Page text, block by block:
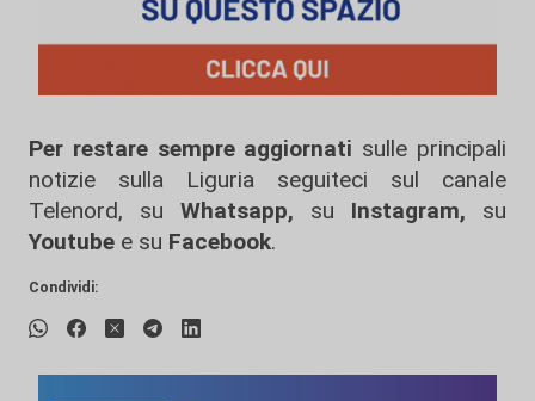
Per restare sempre aggiornati sulle principali
notizie sulla Liguria seguiteci sul canale
Telenord, su
Whatsapp, su Instagram, su
Youtube e su Facebook.
Condividi: